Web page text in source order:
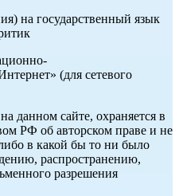
на государственный язык
(для сетевого
данном сайте, охраняется в
РФ об авторском праве и не
в какой бы то ни было
распространению,
разрешения